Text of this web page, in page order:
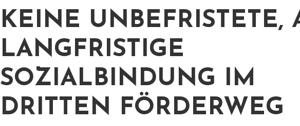
KEINE UNBEFRISTETE,
LANGFRISTIGE
SOZIALBINDUNG IM
DRITTEN FÖRDERWEG